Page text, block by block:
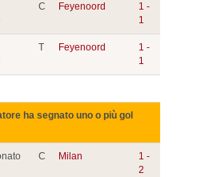
C Feyenoord
1 -
1
T Feyenoord
1 -
1
ha segnato uno o più gol
C Milan
1 -
2